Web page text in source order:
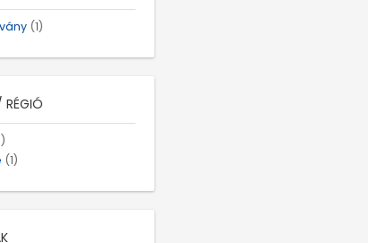
(1)
RÉGIÓ
(1)